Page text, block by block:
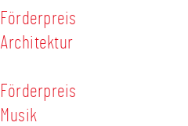
Förderpreis
Architektur
Förderpreis
Musik